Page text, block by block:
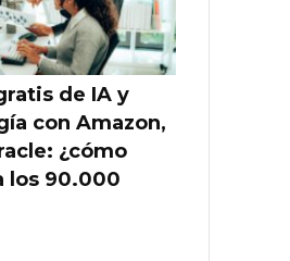
de IA y
con Amazon,
¿cómo
los 90.000